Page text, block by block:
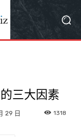
三大因素
29 日 1318